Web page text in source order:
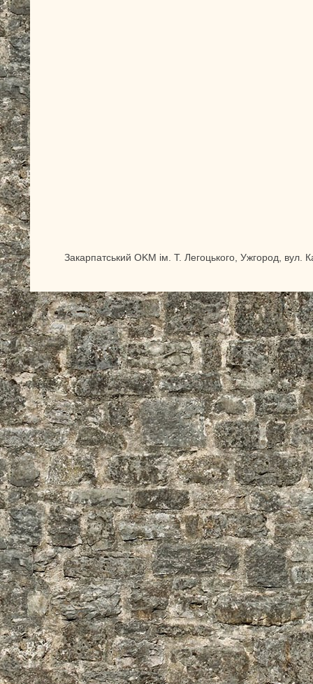
Закарпатський OKM ім. Т. Легоцького, Ужгород,